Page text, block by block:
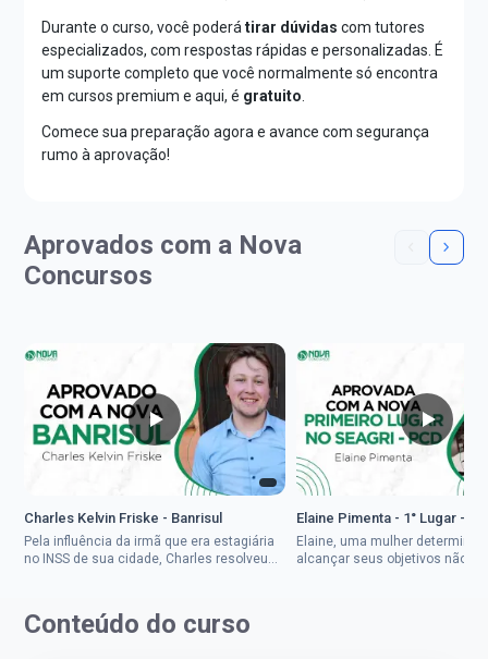
Durante o curso, você poderátirar dúvidas com tutores
especializados, com respostas rápidas e personalizadas. É
um suporte completo que você normalmente só encontra
em cursos premium e aqui, é gratuito
Comece sua preparação agora e avance com segurança
rumo à aprovação!
Aprovados com a Nova
Concursos
Charles Kelvin Friske - Banrisul
Pela influência da irmã que era estagiária
no INSS de sua cidade, Charles resolveu
Elaine Pimenta - 1° Lugar -
Elaine, uma mulher
alcançar seus objetivos não
Conteúdo do curso